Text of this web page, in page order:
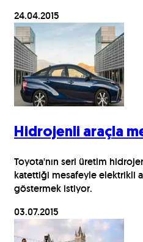
24.04.2015
Hidrojenli araçla
Toyota'nın seri üretim
katettiği mesafeyle elektrikli
göstermek istiyor.
03.07.2015